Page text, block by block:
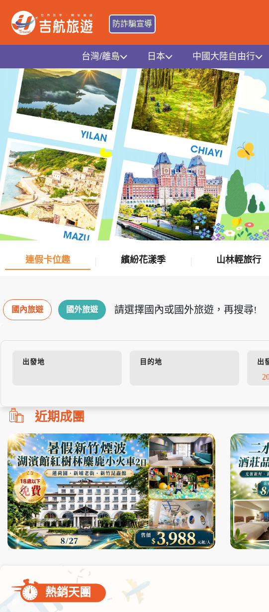
防詐騙宣導
台灣/離島 日本 中國大陸自由行
連假卡位趣 繽紛花漾季 山林輕旅行
國內旅遊 國外旅遊 請選擇國內或國外旅遊，再搜尋!
出發地 目的地 出
刪!!
尋
bar
使
用
近期成團
熱銷天團